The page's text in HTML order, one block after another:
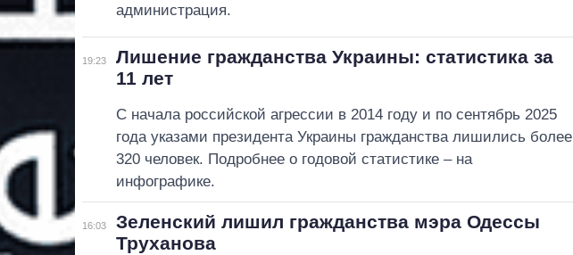
администрация.
19:23
Лишение гражданства Украины: статистика за
11 лет
С начала российской агрессии в 2014 году и по сентябрь 2025
года указами президента Украины гражданства лишились более
320 человек. Подробнее о годовой статистике – на
инфографике.
16:03
Зеленский лишил гражданства мэра Одессы
Труханова